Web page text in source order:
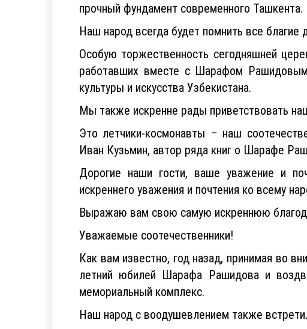
прочный фундамент современного Ташкента.
Наш народ всегда будет помнить все
Особую торжественность сегодняшней
работавших вместе с Шарафом
культуры и искусства Узбекистана.
Мы также искренне рады приветствовать
Это летчики-космонавты – наш
Иван Кузьмин, автор ряда книг о Шарафе
Дорогие наши гости, ваше уважение и
искреннего уважения и почтения ко всему
Выражаю вам свою самую искреннюю
Уважаемые соотечественники!
Как вам известно, год назад, принимая во
летний юбилей Шарафа Рашидова и
мемориальный комплекс.
Наш народ с воодушевлением также